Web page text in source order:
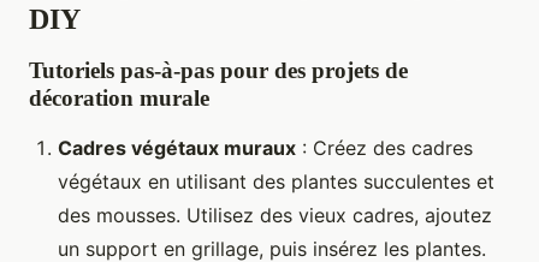
DIY
Tutoriels pas-à-pas pour des projets de
décoration murale
Cadres végétaux muraux : Créez des cadres
végétaux en utilisant des plantes succulentes et
des mousses. Utilisez des vieux cadres, ajoutez
un support en grillage, puis insérez les plantes.